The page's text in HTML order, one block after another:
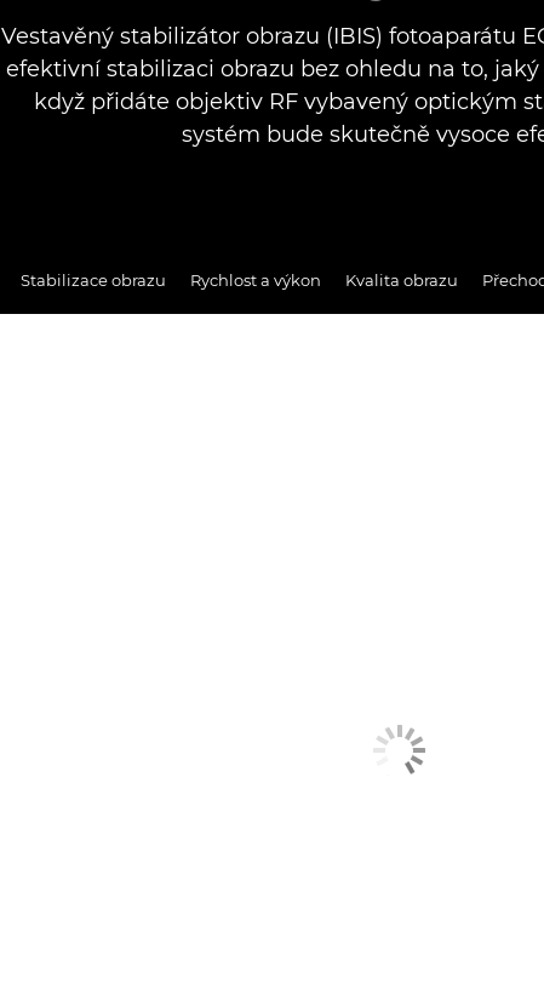
Vestavěný stabilizátor obrazu (IBIS) fotoaparátu
efektivní stabilizaci obrazu bez ohledu na to,
když přidáte objektiv RF vybavený optickým
systém bude skutečně vysoce
Stabilizace obrazu Rychlost a výkon Kvalita obrazu